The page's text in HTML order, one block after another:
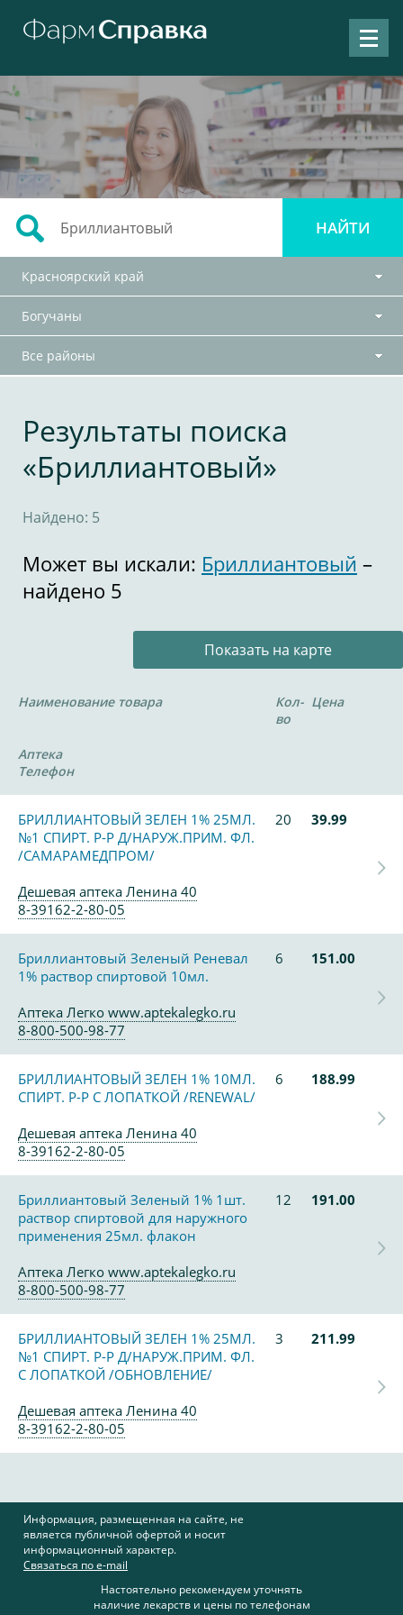
Красноярский край
Богучаны
Все районы
Результаты поиска
«Бриллиантовый»
Найдено: 5
Может вы искали: Бриллиантовый –
найдено 5
Показать на карте
Наименование товара
Кол-
во
Цена
Аптека
Телефон
БРИЛЛИАНТОВЫЙ ЗЕЛЕН 1% 25МЛ.
№1 СПИРТ. Р-Р Д/НАРУЖ.ПРИМ. ФЛ.
/САМАРАМЕДПРОМ/
20 39.99
Дешевая аптека Ленина 40
8-39162-2-80-05
Бриллиантовый Зеленый Реневал
1% раствор спиртовой 10мл.
6 151.00
Аптека Легко www.aptekalegko.ru
8-800-500-98-77
БРИЛЛИАНТОВЫЙ ЗЕЛЕН 1% 10МЛ.
СПИРТ. Р-Р С ЛОПАТКОЙ /RENEWAL/
6 188.99
Дешевая аптека Ленина 40
8-39162-2-80-05
Бриллиантовый Зеленый 1% 1шт.
раствор спиртовой для наружного
применения 25мл. флакон
12 191.00
Аптека Легко www.aptekalegko.ru
8-800-500-98-77
БРИЛЛИАНТОВЫЙ ЗЕЛЕН 1% 25МЛ.
№1 СПИРТ. Р-Р Д/НАРУЖ.ПРИМ. ФЛ.
С ЛОПАТКОЙ /ОБНОВЛЕНИЕ/
3 211.99
Дешевая аптека Ленина 40
8-39162-2-80-05
Информация, размещенная на сайте, не
является публичной офертой и носит
информационный характер.
Связаться по e-mail
Настоятельно рекомендуем уточнять
наличие лекарств и цены по телефонам